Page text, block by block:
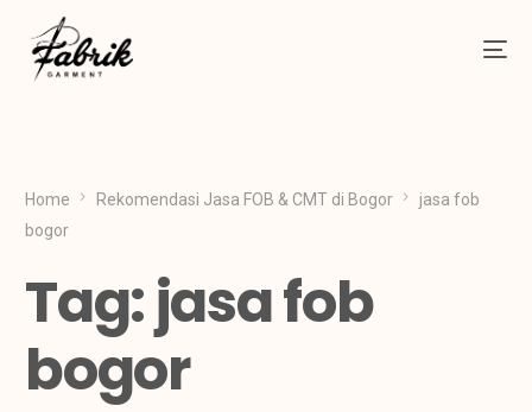
Home Rekomendasi Jasa FOB & CMT di Bogor
jasa fob
bogor
Tag:jasa fob
bogor